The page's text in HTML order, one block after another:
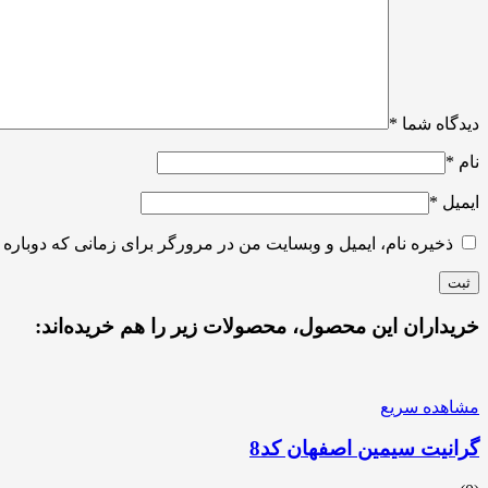
دیدگاه شما *
نام *
ایمیل *
ذخیره نام، ایمیل و وبسایت من در مرورگر برای زمانی که
خریداران این محصول، محصولات زیر را هم خریده‌اند:
مشاهده سریع
گرانیت سیمین اصفهان کد8